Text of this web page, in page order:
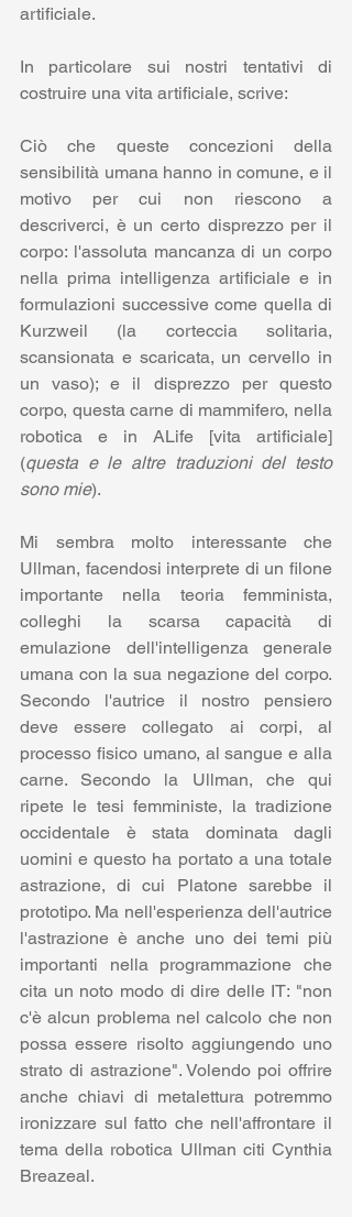
artificiale.
In particolare sui nostri tentativi di
costruire una vita artificiale, scrive:
Ciò che queste concezioni della
sensibilità umana hanno in comune, e il
motivo per cui non riescono a
descriverci, è un certo disprezzo per il
corpo: l'assoluta mancanza di un corpo
nella prima intelligenza artificiale e in
formulazioni successive come quella di
Kurzweil (la corteccia solitaria,
scansionata e scaricata, un cervello in
un vaso); e il disprezzo per questo
corpo, questa carne di mammifero, nella
robotica e in ALife [vita artificiale]
(questa e le altre traduzioni del testo
sono mie).
Mi sembra molto interessante che
Ullman, facendosi interprete di un filone
importante nella teoria femminista,
colleghi la scarsa capacità di
emulazione dell'intelligenza generale
umana con la sua negazione del corpo.
Secondo l'autrice il nostro pensiero
deve essere collegato ai corpi, al
processo fisico umano, al sangue e alla
carne. Secondo la Ullman, che qui
ripete le tesi femministe, la tradizione
occidentale è stata dominata dagli
uomini e questo ha portato a una totale
astrazione, di cui Platone sarebbe il
prototipo. Ma nell'esperienza dell'autrice
l'astrazione è anche uno dei temi più
importanti nella programmazione che
cita un noto modo di dire delle IT: "non
c'è alcun problema nel calcolo che non
possa essere risolto aggiungendo uno
strato di astrazione". Volendo poi offrire
anche chiavi di metalettura potremmo
ironizzare sul fatto che nell'affrontare il
tema della robotica Ullman citi Cynthia
Breazeal.